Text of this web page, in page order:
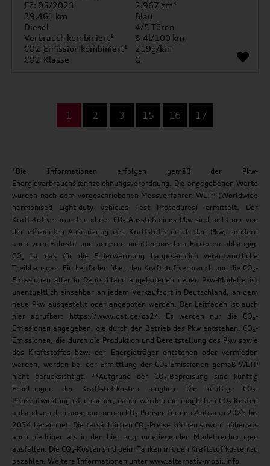
EZ: 05/2023
2.967 cm³
39.461 km
Blau
Diesel
4/5 Türen
Verbrauch kombiniert¹
8.4l/100 km
CO2-Emission kombiniert¹
219g/km
CO2-Klasse
G
1 2 3 15 16 17
*Die Informationen erfolgen gemäß der Pkw-
Energieverbrauchskennzeichnungsverordnung. Die angegebenen Werte
wurden nach dem vorgeschriebenen Messverfahren WLTP (Worldwide
harmonised Light-duty vehicles Test Procedures) ermittelt. Der
Kraftstoffverbrauch und der CO₂-Ausstoß eines Pkw sind nicht nur von
der effizienten Ausnutzung des Kraftstoffs durch den Pkw, sondern
auch vom Fahrstil und anderen nichttechnischen Faktoren abhängig.
CO₂ ist das für die Erderwärmung hauptsächlich verantwortliche
Treibhausgas. Ein Leitfaden über den Kraftstoffverbrauch und die CO₂-
Emissionen aller in Deutschland angebotenen neuen Pkw-Modelle ist
unentgeltlich einsehbar an jedem Verkaufsort in Deutschland, an dem
neue Pkw ausgestellt oder angeboten werden. Der Leitfaden ist auch
hier abrufbar: https://www.dat.de/co2/. Es werden nur die CO₂-
Emissionen angegeben, die durch den Betrieb des Pkw entstehen. CO₂-
Emissionen, die durch die Produktion und Bereitstellung des Pkw sowie
des Kraftstoffes bzw. der Energieträger entstehen oder vermieden
werden, werden bei der Ermittlung der CO₂-Emissionen gemäß WLTP
nicht berücksichtigt. **Aufgrund der CO₂-Bepreisung sind künftig
Erhöhungen der Kraftstoffkosten möglich. Die künftige CO₂-
Preisentwicklung ist unsicher, daher werden die möglichen CO₂-Kosten
anhand von drei angenommenen CO₂-Preisen für den Zeitraum 2025 bis
2034 berechnet. Die tatsächlichen CO₂-Preise können sowohl höher als
auch niedriger als in den hier zugrundeliegenden Modellrechnungen
ausfallen. Die CO₂-Kosten sind beim Tanken mit den Kraftstoffkosten zu
bezahlen. Weitere Informationen unter www.alternativ-mobil.info